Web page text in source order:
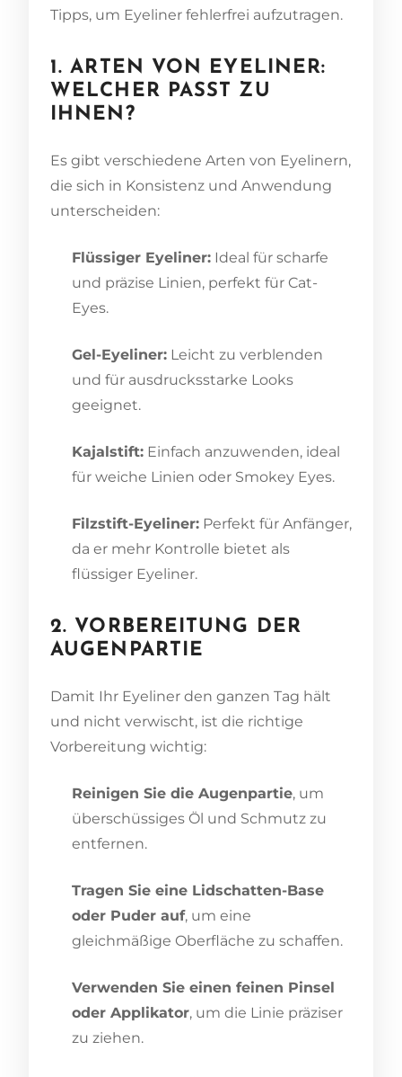
Tipps, um Eyeliner fehlerfrei aufzutragen.
1. ARTEN VON EYELINER:
WELCHER PASST ZU
IHNEN?
Es gibt verschiedene Arten von Eyelinern,
die sich in Konsistenz und Anwendung
unterscheiden:
Flüssiger Eyeliner: Ideal für scharfe
und präzise Linien, perfekt für Cat-
Eyes.
Gel-Eyeliner: Leicht zu verblenden
und für ausdrucksstarke Looks
geeignet.
Kajalstift: Einfach anzuwenden, ideal
für weiche Linien oder Smokey Eyes.
Filzstift-Eyeliner: Perfekt für Anfänger,
da er mehr Kontrolle bietet als
flüssiger Eyeliner.
2. VORBEREITUNG DER
AUGENPARTIE
Damit Ihr Eyeliner den ganzen Tag hält
und nicht verwischt, ist die richtige
Vorbereitung wichtig:
Reinigen Sie die Augenpartie, um
überschüssiges Öl und Schmutz zu
entfernen.
Tragen Sie eine Lidschatten-Base
oder Puder auf, um eine
gleichmäßige Oberfläche zu schaffen.
Verwenden Sie einen feinen Pinsel
oder Applikator, um die Linie präziser
zu ziehen.